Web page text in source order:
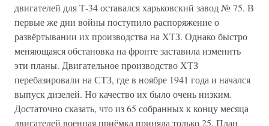
двигателей для Т-34 оставался харьковский завод № 75. В
первые же дни войны поступило распоряжение о
развёртывании их производства на ХТЗ. Однако быстро
меняющаяся обстановка на фронте заставила изменить
эти планы. Двигательное производство ХТЗ
перебазировали на СТЗ, где в ноябре 1941 года и начался
выпуск дизелей. Но качество их было очень низким.
Достаточно сказать, что из 65 собранных к концу месяца
двигателей военная приёмка приняла только 25. План